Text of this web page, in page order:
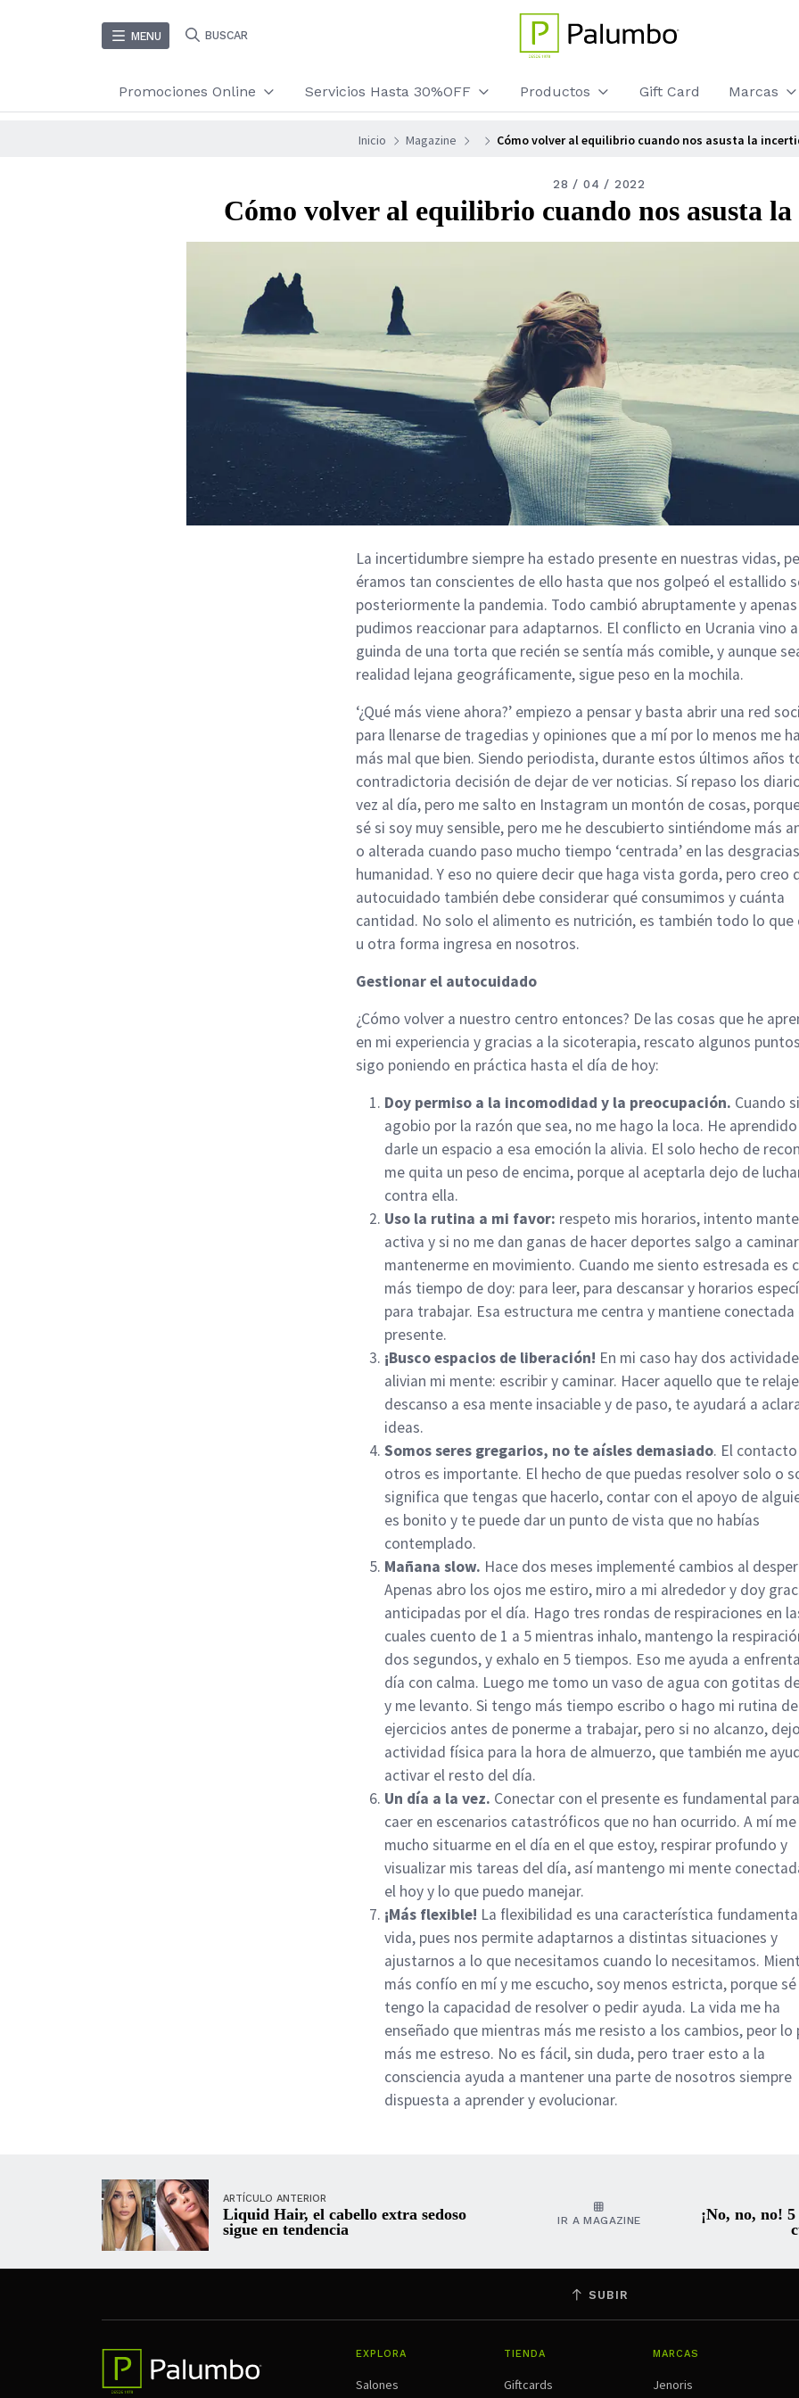
MENU BUSCAR
Promociones Online Servicios Hasta 30%OFF Productos Gift Card Marcas
Inicio Magazine Cómo volver al equilibrio cuando nos asusta la
28 / 04 / 2022
Cómo volver al equilibrio cuando nos asusta
La incertidumbre siempre ha estado presente en nuestras vidas,
éramos tan conscientes de ello hasta que nos golpeó el estallido
posteriormente la pandemia. Todo cambió abruptamente y apenas
pudimos reaccionar para adaptarnos. El conflicto en Ucrania vino
guinda de una torta que recién se sentía más comible, y aunque
realidad lejana geográficamente, sigue peso en la mochila.
‘¿Qué más viene ahora?’ empiezo a pensar y basta abrir una red
para llenarse de tragedias y opiniones que a mí por lo menos me
más mal que bien. Siendo periodista, durante estos últimos años
contradictoria decisión de dejar de ver noticias. Sí repaso los
vez al día, pero me salto en Instagram un montón de cosas,
sé si soy muy sensible, pero me he descubierto sintiéndome más
o alterada cuando paso mucho tiempo ‘centrada’ en las
humanidad. Y eso no quiere decir que haga vista gorda, pero creo
autocuidado también debe considerar qué consumimos y cuánta
cantidad. No solo el alimento es nutrición, es también todo lo que
u otra forma ingresa en nosotros.
Gestionar el autocuidado
¿Cómo volver a nuestro centro entonces? De las cosas que he
en mi experiencia y gracias a la sicoterapia, rescato algunos
sigo poniendo en práctica hasta el día de hoy:
Doy permiso a la incomodidad y la preocupación. Cuando
agobio por la razón que sea, no me hago la loca. He
darle un espacio a esa emoción la alivia. El solo hecho de
me quita un peso de encima, porque al aceptarla dejo de
contra ella.
Uso la rutina a mi favor: respeto mis horarios, intento
activa y si no me dan ganas de hacer deportes salgo a
mantenerme en movimiento. Cuando me siento estresada es
más tiempo de doy: para leer, para descansar y horarios
para trabajar. Esa estructura me centra y mantiene conectada
presente.
¡Busco espacios de liberación! En mi caso hay dos
alivian mi mente: escribir y caminar. Hacer aquello que te
descanso a esa mente insaciable y de paso, te ayudará a
ideas.
Somos seres gregarios, no te aísles demasiado. El
otros es importante. El hecho de que puedas resolver solo o
significa que tengas que hacerlo, contar con el apoyo de
es bonito y te puede dar un punto de vista que no habías
contemplado.
Mañana slow. Hace dos meses implementé cambios al
Apenas abro los ojos me estiro, miro a mi alrededor y doy
anticipadas por el día. Hago tres rondas de respiraciones en
cuales cuento de 1 a 5 mientras inhalo, mantengo la
dos segundos, y exhalo en 5 tiempos. Eso me ayuda a
día con calma. Luego me tomo un vaso de agua con gotitas
y me levanto. Si tengo más tiempo escribo o hago mi rutina de
ejercicios antes de ponerme a trabajar, pero si no alcanzo,
actividad física para la hora de almuerzo, que también me
activar el resto del día.
Un día a la vez. Conectar con el presente es fundamental
caer en escenarios catastróficos que no han ocurrido. A mí
mucho situarme en el día en el que estoy, respirar profundo y
visualizar mis tareas del día, así mantengo mi mente
el hoy y lo que puedo manejar.
¡Más flexible! La flexibilidad es una característica
vida, pues nos permite adaptarnos a distintas situaciones y
ajustarnos a lo que necesitamos cuando lo necesitamos.
más confío en mí y me escucho, soy menos estricta, porque
tengo la capacidad de resolver o pedir ayuda. La vida me ha
enseñado que mientras más me resisto a los cambios, peor lo
más me estreso. No es fácil, sin duda, pero traer esto a la
consciencia ayuda a mantener una parte de nosotros siempre
dispuesta a aprender y evolucionar.
ARTÍCULO ANTERIOR
Liquid Hair, el cabello extra sedoso
sigue en tendencia
IR A MAGAZINE
¡No, no, no!
SUBIR
EXPLORA
Salones
TIENDA
Giftcards
MARCAS
Jenoris